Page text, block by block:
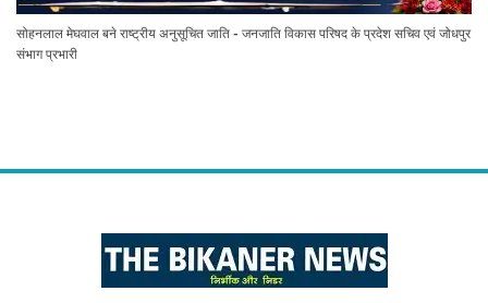
सोहनलाल मेघवाल बने राष्ट्रीय अनुसूचित जाति - जनजाति विकास परिषद के प्रदेश सचिव एवं जोधपुर
संभाग प्रभारी